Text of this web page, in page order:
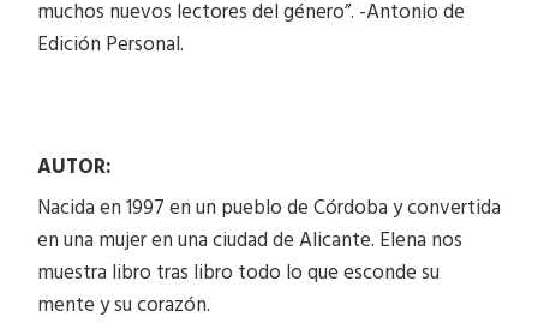
muchos nuevos lectores del género”. -Antonio de
Edición Personal.
AUTOR:
Nacida en 1997 en un pueblo de Córdoba y convertida
en una mujer en una ciudad de Alicante. Elena nos
muestra libro tras libro todo lo que esconde su
mente y su corazón.